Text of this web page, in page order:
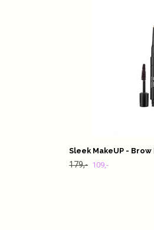
Sleek MakeUP -
179,- 109,-